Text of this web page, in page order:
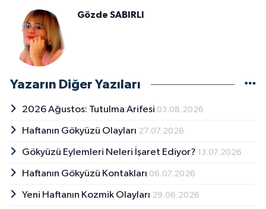
Gözde SABIRLI
Yazarın Diğer Yazıları
2026 Ağustos: Tutulma Arifesi 03.08.2026
Haftanın Gökyüzü Olayları 27.07.2026
Gökyüzü Eylemleri Neleri İşaret Ediyor? 13.07.2026
Haftanın Gökyüzü Kontakları 06.07.2026
Yeni Haftanın Kozmik Olayları 29.06.2026